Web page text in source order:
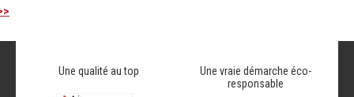
Une qualité au top
Une vraie démarche éco-
responsable